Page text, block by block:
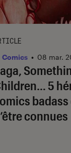
,
… 5
connues
Comics • 08 mar.